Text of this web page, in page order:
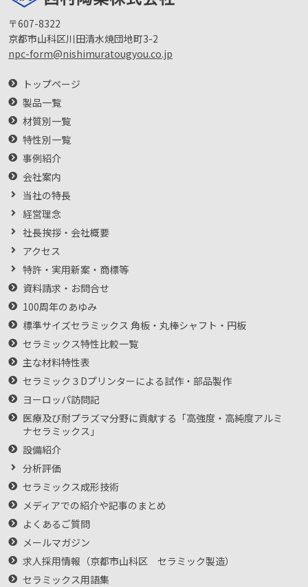
〒607-8322
京都市山科区川田清水焼団地町3-2
npc-form@nishimuratougyou.co.jp
トップページ
製品一覧
材質別一覧
特性別一覧
事例紹介
会社案内
当社の特長
経営理念
社長挨拶・会社概要
アクセス
特許・実用新案・商標等
資料請求・お問合せ
100周年のあゆみ
標準サイズセラミックス 角板・丸棒シャフト・円板
セラミックス特性比較一覧
主な材料特性表
セラミック３Dプリンターによる試作・部品製作
ヨーロッパ訪問記
医療及び耐プラズマ分野に貢献する「高強度・高純度アルミ
ナセラミックス」
設備紹介
分析評価
セラミックス成形技術
メディアでの紹介や記事のまとめ
よくあるご質問
メールマガジン
求人採用情報（京都市山科区 セラミック製造）
セラミックス用語集